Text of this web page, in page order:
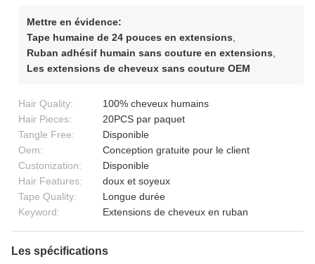
Mettre en évidence:
Tape humaine de 24 pouces en extensions
Ruban adhésif humain sans couture en extensions
Les extensions de cheveux sans couture OEM
Hair Quality:
100% cheveux humains
Hair Pieces:
20PCS par paquet
Tangle Free:
Disponible
Oem:
Conception gratuite pour le client
Custonization:
Disponible
Hair Features:
doux et soyeux
Tape Quality:
Longue durée
Keyword:
Extensions de cheveux en ruban
Les spécifications